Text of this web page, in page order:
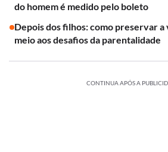
do homem é medido pelo boleto
Depois dos filhos: como preservar a
meio aos desafios da parentalidade
CONTINUA APÓS A